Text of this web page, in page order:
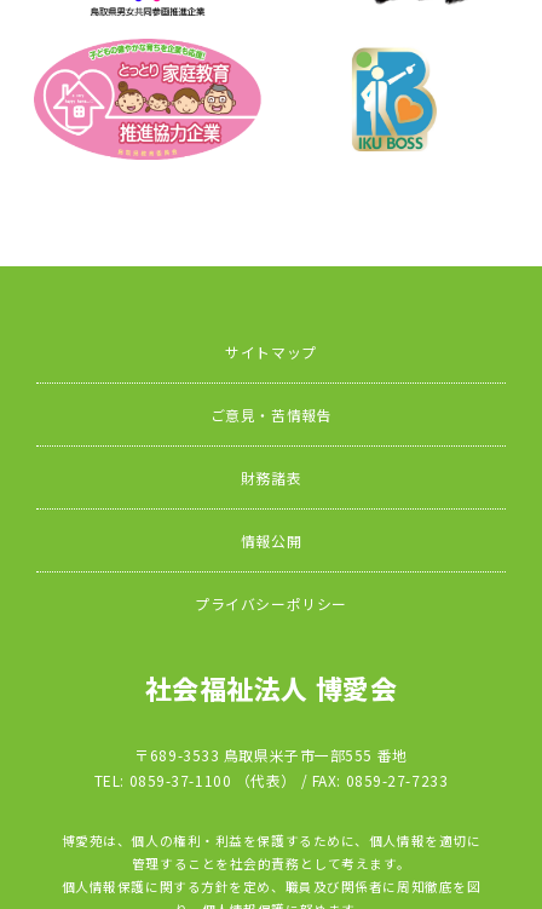
サイトマップ
ご意見・苦情報告
財務諸表
情報公開
プライバシーポリシー
社会福祉法人 博愛会
〒689-3533 鳥取県米子市一部555 番地
TEL: 0859-37-1100 （代表） / FAX: 0859-27-7233
博愛苑は、個人の権利・利益を保護するために、個人情報を適切に
管理することを社会的責務として考えます。
個人情報保護に関する方針を定め、職員及び関係者に周知徹底を図